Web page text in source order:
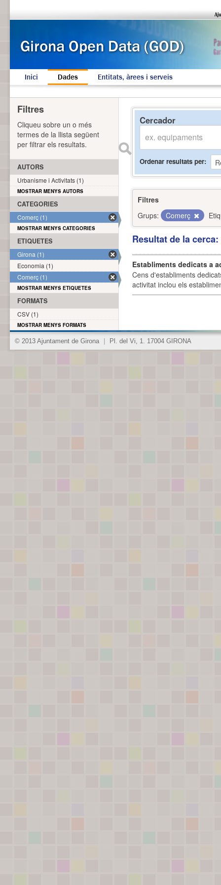
Inici Dades Entitats, àrees i serveis
Cercador
Ordenar resultats per
Filtres
Grups:
Comerç
Resultat de la
Establiments dedicats a
Cens d'establiments
activitat inclou els
Filtres
Cliqueu sobre un o més
termes de la llista següent
per filtrar els resultats.
AUTORS
Urbanisme i Activitats (1)
MOSTRAR MENYS AUTORS
CATEGORIES
Comerç (1)
MOSTRAR MENYS CATEGORIES
ETIQUETES
Girona (1)
Economia (1)
Comerç (1)
MOSTRAR MENYS ETIQUETES
FORMATS
CSV (1)
MOSTRAR MENYS FORMATS
© 2013 Ajuntament de Girona Pl. del Vi, 1. 17004 GIRONA